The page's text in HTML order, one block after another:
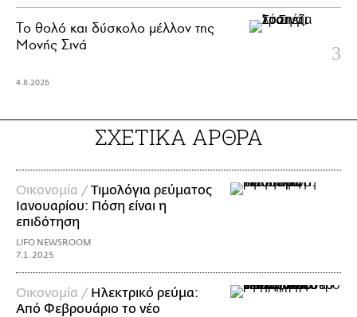
Το θολό και δύσκολο μέλλον της
Μονής Σινά
4.8.2026
ΣΧΕΤΙΚΑ ΑΡΘΡΑ
Οικονομία /Τιμολόγια ρεύματος
Ιανουαρίου: Πόση είναι η
επιδότηση
LIFO NEWSROOM
7.1.2025
Οικονομία / Ηλεκτρικό ρεύμα:
Aπό Φεβρουάριο το νέο